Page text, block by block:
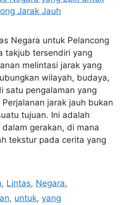
Negara untuk Pelancong
takjub tersendiri yang
melintasi jarak yang
wilayah, budaya,
satu pengalaman yang
jarak jauh bukan
tujuan. Ini adalah
gerakan, di mana
tekstur pada cerita yang
, Lintas, Negara,
, untuk, yang